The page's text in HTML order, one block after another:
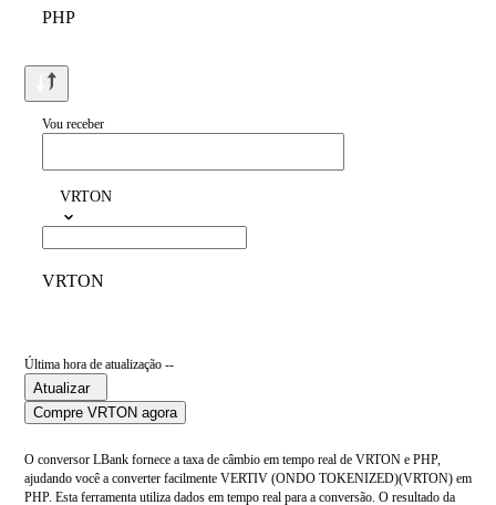
PHP
Vou receber
VRTON
VRTON
Última hora de atualização --
Atualizar
Compre VRTON agora
O conversor LBank fornece a taxa de câmbio em tempo real de VRTON e PHP,
ajudando você a converter facilmente VERTIV (ONDO TOKENIZED)(VRTON) em
PHP. Esta ferramenta utiliza dados em tempo real para a conversão. O resultado da